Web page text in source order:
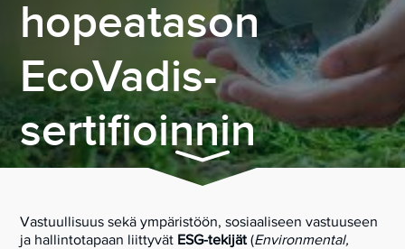
hopeatason
EcoVadis-
sertifioinnin
Vastuullisuus sekä ympäristöön, sosiaaliseen vastuuseen
ja hallintotapaan liittyvät ESG-tekijät (Environmental,